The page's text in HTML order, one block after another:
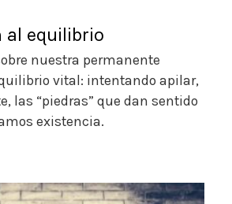
al equilibrio
nuestra permanente
vital: intentando apilar,
las “piedras” que dan sentido
existencia.